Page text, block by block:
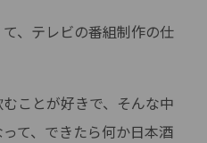
、テレビの番組制作の仕
ことが好きで、そんな中
て、できたら何か日本酒